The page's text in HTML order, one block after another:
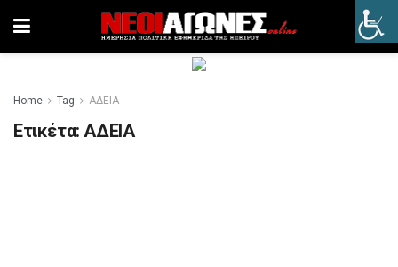
Home Tag ΑΔΕΙΑ
Ετικέτα:ΑΔΕΙΑ